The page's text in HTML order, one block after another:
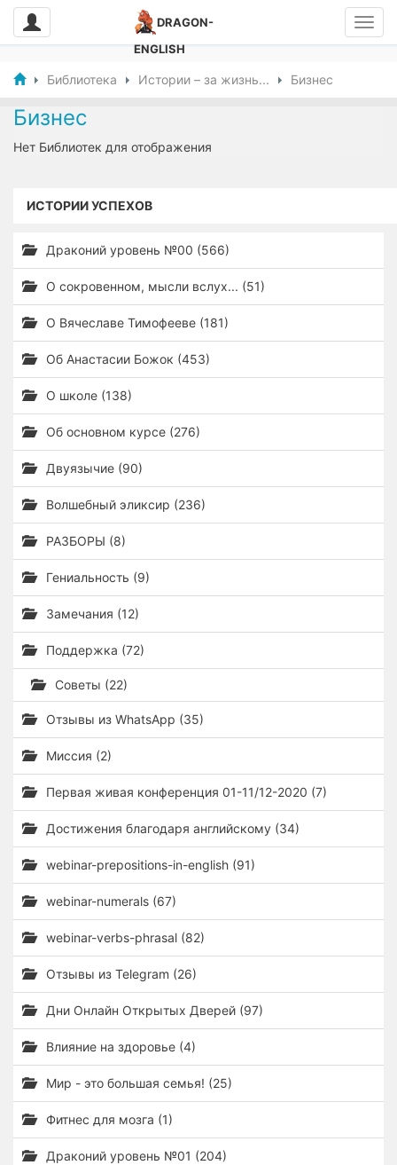
DRAGON-
ENGLISH
Библиотека Истории – за жизнь... Бизнес
Бизнес
Нет Библиотек для отображения
ИСТОРИИ УСПЕХОВ
Драконий уровень №00 (566)
О сокровенном, мысли вслух... (51)
О Вячеславе Тимофееве (181)
Об Анастасии Божок (453)
О школе (138)
Об основном курсе (276)
Двуязычие (90)
Волшебный эликсир (236)
РАЗБОРЫ (8)
Гениальность (9)
Замечания (12)
Поддержка (72)
Советы (22)
Отзывы из WhatsApp (35)
Миссия (2)
Первая живая конференция 01-11/12-2020 (7)
Достижения благодаря английскому (34)
webinar-prepositions-in-english (91)
webinar-numerals (67)
webinar-verbs-phrasal (82)
Отзывы из Telegram (26)
Дни Онлайн Открытых Дверей (97)
Влияние на здоровье (4)
Мир - это большая семья! (25)
Фитнес для мозга (1)
Драконий уровень №01 (204)